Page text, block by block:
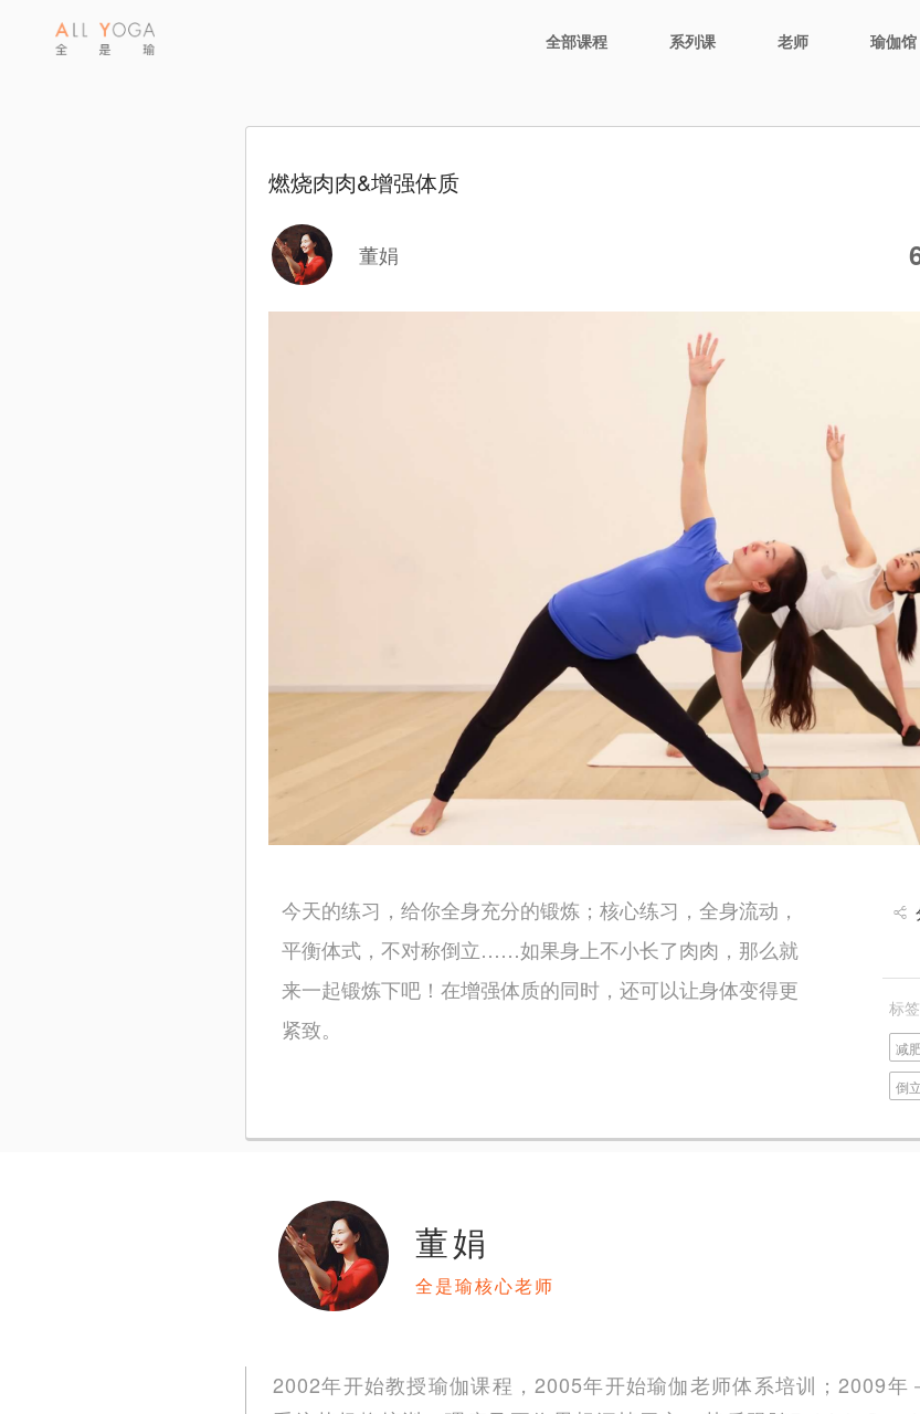
全部课程 系列课 老师 瑜伽馆
燃烧肉肉&增强体质
董娟
今天的练习，给你全身充分的锻炼；核心练习，全身流动，
平衡体式，不对称倒立……如果身上不小长了肉肉，那么就
来一起锻炼下吧！在增强体质的同时，还可以让身体变得更
紧致。
标签
减
倒立
董娟
全是瑜核心老师
2002年开始教授瑜伽课程，2005年开始瑜伽老师体系培训；2009年